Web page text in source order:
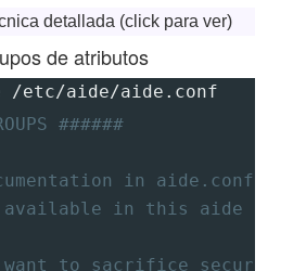
detallada (click para ver)
de atributos
/etc/aide/aide.conf
######
in
available in this aide
to sacrifice security